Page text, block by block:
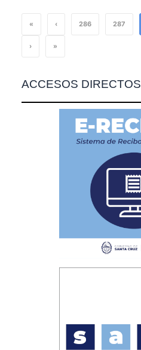
« ‹ 286 287
› »
ACCESOS DIRECTOS